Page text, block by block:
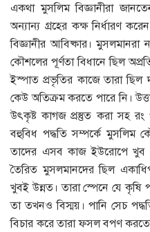
একথা মুসলিম বিজ্ঞানীরা
অন্যান্য গ্রহের কক্ষ নির্ধারণ
বিজ্ঞানীর আবিষ্কার।
কৌশলের পূর্ণতা বিধানে ছিল
ইস্পাত প্রভৃতির কাজে তারা ছিল
কেউ অতিক্রম করতে পারে নি।
উৎকৃষ্ট কাগজ প্রস্তুত করা সহ
বহুবিধ পদ্ধতি সম্পর্কে মুসলিম
তাদের এসব কাজ ইউরোপে খুব
তৈরিত মুসলমানদের ছিল
খুবই উন্নত। তারা স্পেনে যে
তা তখনও বিস্ময়। পানি সেচ
বিচার করে তারা ফসল বপণ